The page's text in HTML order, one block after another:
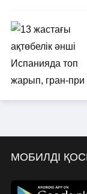
МОБИЛДІ